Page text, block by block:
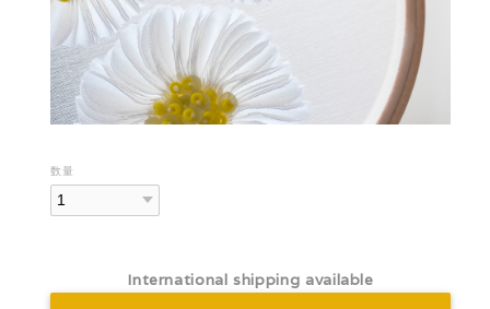
数量
International shipping available